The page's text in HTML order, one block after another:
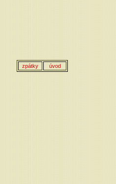
zpátky úvod